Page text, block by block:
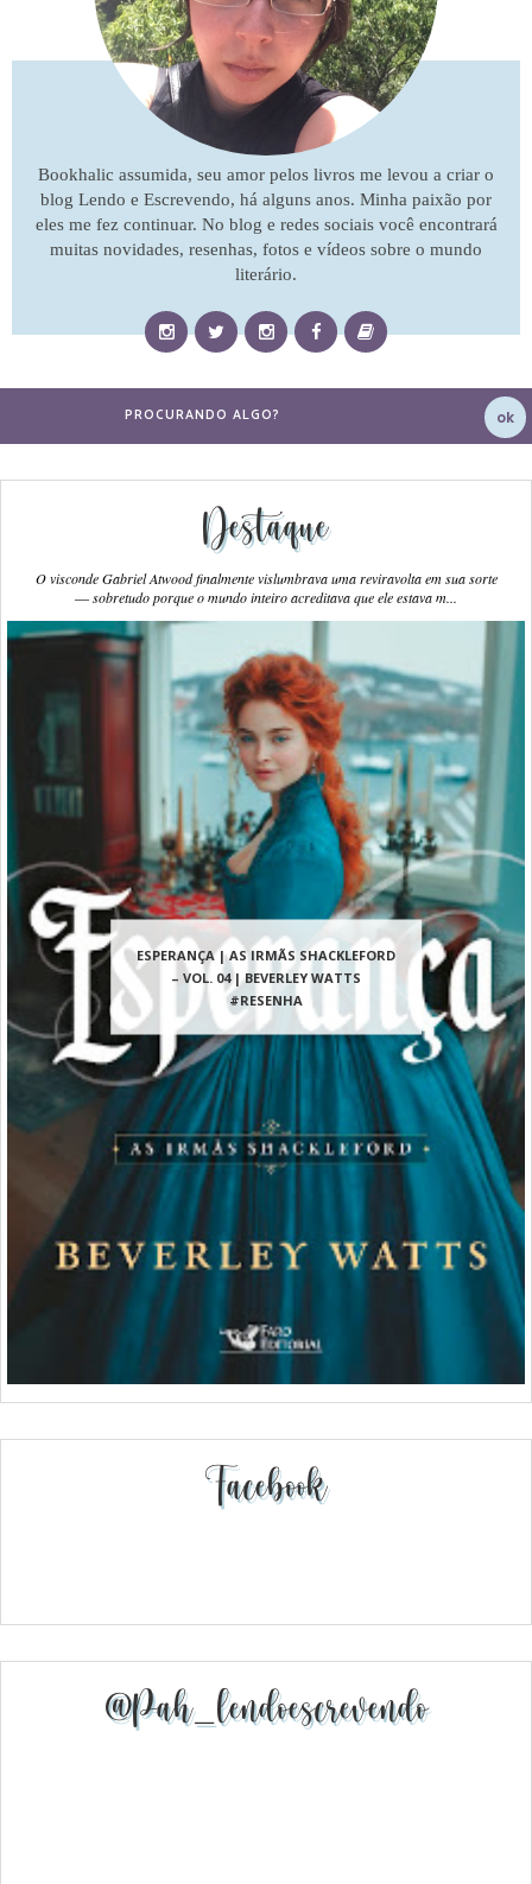
Bookhalic assumida, seu amor pelos livros me levou a criar o
blog Lendo e Escrevendo, há alguns anos. Minha paixão por
eles me fez continuar. No blog e redes sociais você encontrará
muitas novidades, resenhas, fotos e vídeos sobre o mundo
literário.
Destaque
ESPERANÇA | AS IRMÃS SHACKLEFORD
– VOL. 04 | BEVERLEY WATTS
#RESENHA
O visconde Gabriel Atwood finalmente vislumbrava uma reviravolta em sua sorte
― sobretudo porque o mundo inteiro acreditava que ele estava m...
Facebook
@pah_lendoescrevendo